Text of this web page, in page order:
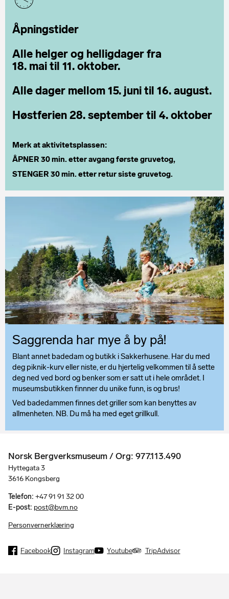
Åpningstider
Alle helger og helligdager fra
18. mai til 11. oktober.
Alle dager mellom 15. juni til 16. august.
Høstferien 28. september til 4. oktober
Merk at aktivitetsplassen:
ÅPNER 30 min. etter avgang første gruvetog,
STENGER 30 min. etter retur siste gruvetog.
Saggrenda har mye å by på!
Blant annet badedam og butikk i Sakkerhusene. Har du med
deg piknik-kurv eller niste, er du hjertelig velkommen til å sette
deg ned ved bord og benker som er satt ut i hele området. I
museumsbutikken finnner du unike funn, is og brus!
Ved badedammen finnes det griller som kan benyttes av
allmenheten. NB. Du må ha med eget grillkull.
Norsk Bergverksmuseum / Org: 977.113.490
Hyttegata 3
3616 Kongsberg
Telefon: +47 91 91 32 00
E-post: post@bvm.no
Personvernerklæring
Facebook Instagram Youtube TripAdvisor